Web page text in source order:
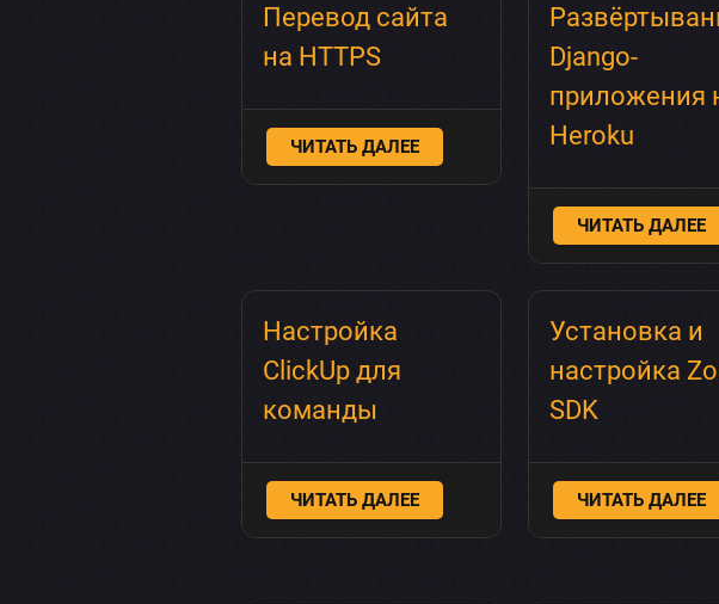
Перевод сайта
на HTTPS
ЧИТАТЬ ДАЛЕЕ
Django-
приложения
Heroku
ЧИТАТЬ ДАЛЕЕ
Настройка
ClickUp для
команды
ЧИТАТЬ ДАЛЕЕ
Установка и
настройка
SDK
ЧИТАТЬ ДАЛЕЕ